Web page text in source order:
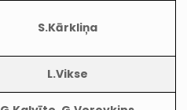
S.Kārkliņa
L.Vikse